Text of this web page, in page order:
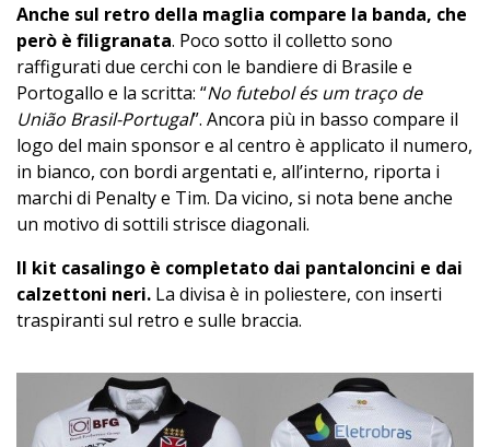
Anche sul retro della maglia compare la banda, che
però è filigranata. Poco sotto il colletto sono
raffigurati due cerchi con le bandiere di Brasile e
Portogallo e la scritta: “No futebol és um traço de
União Brasil-Portugal”. Ancora più in basso compare il
logo del main sponsor e al centro è applicato il numero,
in bianco, con bordi argentati e, all’interno, riporta i
marchi di Penalty e Tim. Da vicino, si nota bene anche
un motivo di sottili strisce diagonali.
Il kit casalingo è completato dai pantaloncini e dai
calzettoni neri. La divisa è in poliestere, con inserti
traspiranti sul retro e sulle braccia.